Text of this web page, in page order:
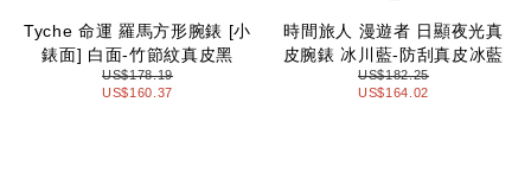
Tyche 命運 羅馬方形腕錶 [小
錶面] 白面-竹節紋真皮黑
US$178.19
US$160.37
時間旅人 漫遊者 日顯夜光真
皮腕錶 冰川藍-防刮真皮冰藍
US$182.25
US$164.02